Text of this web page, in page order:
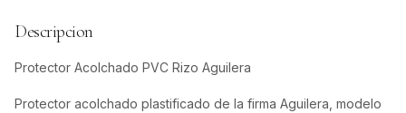
Descripcion
Protector Acolchado PVC Rizo Aguilera
Protector acolchado plastificado de la firma Aguilera, modelo